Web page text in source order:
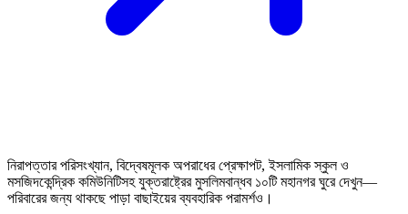
নিরাপত্তার পরিসংখ্যান, বিদ্বেষমূলক অপরাধের প্রেক্ষাপট, ইসলামিক স্কুল ও
মসজিদকেন্দ্রিক কমিউনিটিসহ যুক্তরাষ্ট্রের মুসলিমবান্ধব ১০টি মহানগর ঘুরে দেখুন—
পরিবারের জন্য থাকছে পাড়া বাছাইয়ের ব্যবহারিক পরামর্শও।